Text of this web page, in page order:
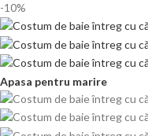
-10%
Apasa pentru marire